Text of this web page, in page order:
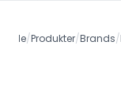
/Produkter/Brands/